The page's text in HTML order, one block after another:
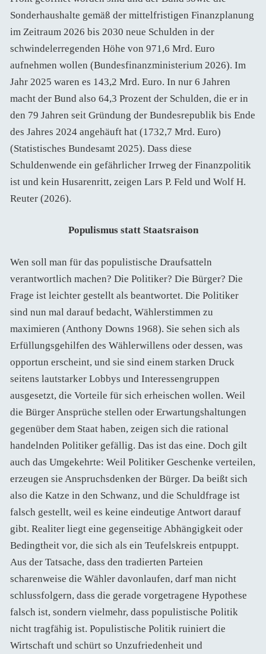
Sonderhaushalte gemäß der mittelfristigen Finanzplanung
im Zeitraum 2026 bis 2030 neue Schulden in der
schwindelerregenden Höhe von 971,6 Mrd. Euro
aufnehmen wollen (Bundesfinanzministerium 2026). Im
Jahr 2025 waren es 143,2 Mrd. Euro. In nur 6 Jahren
macht der Bund also 64,3 Prozent der Schulden, die er in
den 79 Jahren seit Gründung der Bundesrepublik bis Ende
des Jahres 2024 angehäuft hat (1732,7 Mrd. Euro)
(Statistisches Bundesamt 2025). Dass diese
Schuldenwende ein gefährlicher Irrweg der Finanzpolitik
ist und kein Husarenritt, zeigen Lars P. Feld und Wolf H.
Reuter (2026).
Populismus statt Staatsraison
Wen soll man für das populistische Draufsatteln
verantwortlich machen? Die Politiker? Die Bürger? Die
Frage ist leichter gestellt als beantwortet. Die Politiker
sind nun mal darauf bedacht, Wählerstimmen zu
maximieren (Anthony Downs 1968). Sie sehen sich als
Erfüllungsgehilfen des Wählerwillens oder dessen, was
opportun erscheint, und sie sind einem starken Druck
seitens lautstarker Lobbys und Interessengruppen
ausgesetzt, die Vorteile für sich erheischen wollen. Weil
die Bürger Ansprüche stellen oder Erwartungshaltungen
gegenüber dem Staat haben, zeigen sich die rational
handelnden Politiker gefällig. Das ist das eine. Doch gilt
auch das Umgekehrte: Weil Politiker Geschenke verteilen,
erzeugen sie Anspruchsdenken der Bürger. Da beißt sich
also die Katze in den Schwanz, und die Schuldfrage ist
falsch gestellt, weil es keine eindeutige Antwort darauf
gibt. Realiter liegt eine gegenseitige Abhängigkeit oder
Bedingtheit vor, die sich als ein Teufelskreis entpuppt.
Aus der Tatsache, dass den tradierten Parteien
scharenweise die Wähler davonlaufen, darf man nicht
schlussfolgern, dass die gerade vorgetragene Hypothese
falsch ist, sondern vielmehr, dass populistische Politik
nicht tragfähig ist. Populistische Politik ruiniert die
Wirtschaft und schürt so Unzufriedenheit und